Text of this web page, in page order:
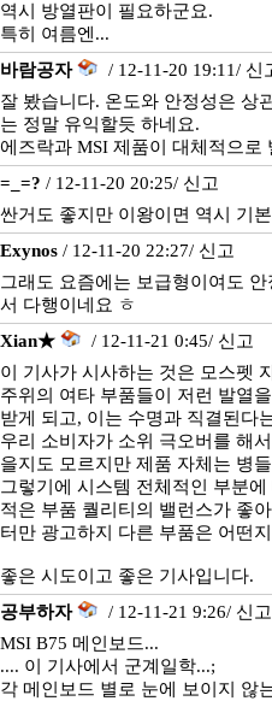
역시 방열판이 필요하군요.
특히 여름엔...
바람공자
/ 12-11-20 19:11/ 신
잘 봤습니다. 온도와 안정성은 상
는 정말 유익할듯 하네요.
에즈락과 MSI 제품이 대체적으로
=_=? / 12-11-20 20:25/ 신고
싼거도 좋지만 이왕이면 역시 기
Exynos / 12-11-20 22:27/ 신고
그래도 요즘에는 보급형이여도
서 다행이네요 ㅎ
Xian★
/ 12-11-21 0:45/ 신고
이 기사가 시사하는 것은 모스펫
주위의 여타 부품들이 저런 발열
받게 되고, 이는 수명과 직결된다
우리 소비자가 소위 극오버를 해
을지도 모르지만 제품 자체는 병
그렇기에 시스템 전체적인 부분
적은 부품 퀄리티의 밸런스가 좋
터만 광고하지 다른 부품은 어떤
좋은 시도이고 좋은 기사입니다.
공부하자
/ 12-11-21 9:26/ 신고
MSI B75 메인보드...
.... 이 기사에서 군계일학...;
각 메인보드 별로 눈에 보이지 않